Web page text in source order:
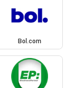
Bol.com